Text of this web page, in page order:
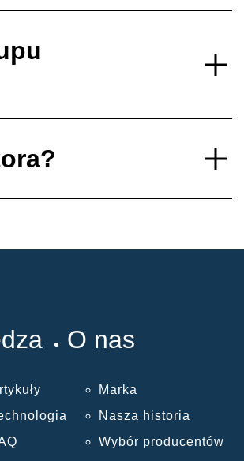
O nas
Marka
Nasza historia
Wybór producentów